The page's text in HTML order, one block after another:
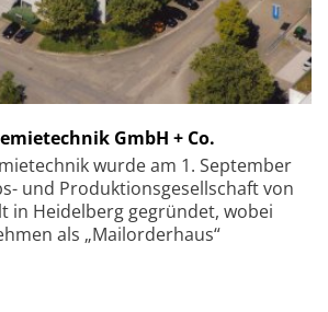
GmbH + Co.
wurde am 1. September
und Produktionsgesellschaft von
in Heidelberg gegründet, wobei
als „Mailorderhaus“